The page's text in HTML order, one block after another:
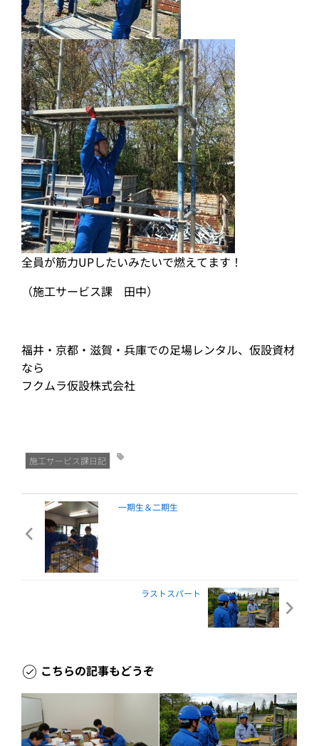
全員が筋力UPしたいみたいで燃えてます！
（施工サービス課 田中）
福井・京都・滋賀・兵庫での足場レンタル、仮設資材
なら
フクムラ仮設株式会社
施工サービス課日記
一期生＆二期生
ラストスパート
こちらの記事もどうぞ